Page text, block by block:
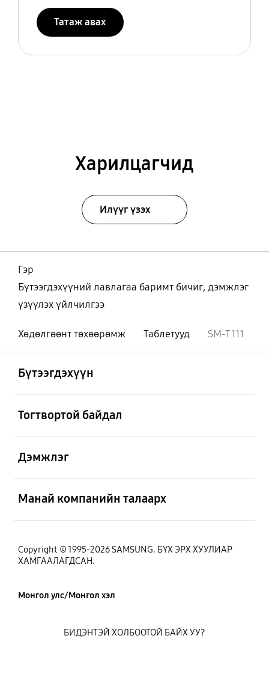
Татаж авах
Харилцагчид
Илүүг үзэх
Гэр
Бүтээгдэхүүний лавлагаа баримт бичиг, дэмжлэг
үзүүлэх үйлчилгээ
Хөдөлгөөнт төхөөрөмж Таблетууд SM-T111
Бүтээгдэхүүн
Тогтвортой байдал
Дэмжлэг
Манай компанийн талаарх
Copyright © 1995-2026 SAMSUNG. БҮХ ЭРХ ХУУЛИАР
ХАМГААЛАГДСАН.
Монгол улс/Монгол хэл
БИДЭНТЭЙ ХОЛБООТОЙ БАЙХ УУ?